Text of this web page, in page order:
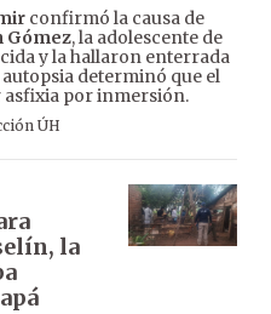
confirmó la causa de
Gómez, la adolescente de
y la hallaron enterrada
determinó que el
por inmersión.
ÚH
la